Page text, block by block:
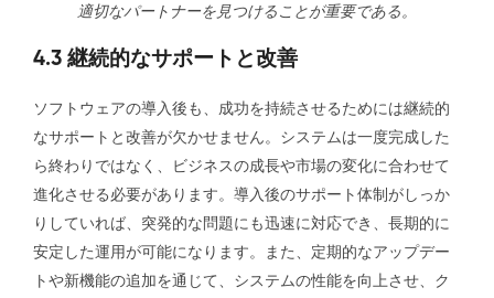
適切なパートナーを見つけることが重要である。
4.3 継続的なサポートと改善
ソフトウェアの導入後も、成功を持続させるためには継続的
なサポートと改善が欠かせません。システムは一度完成した
ら終わりではなく、ビジネスの成長や市場の変化に合わせて
進化させる必要があります。導入後のサポート体制がしっか
りしていれば、突発的な問題にも迅速に対応でき、長期的に
安定した運用が可能になります。また、定期的なアップデー
トや新機能の追加を通じて、システムの性能を向上させ、ク